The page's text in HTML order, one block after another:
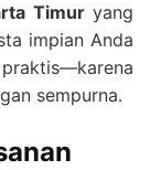
Timuryang
impian Anda
sempurna.